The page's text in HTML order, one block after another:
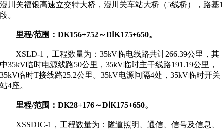
漫川关福银高速立交特大桥，漫川关车站大桥（5线桥），路基1
段。
里程/范围：DK156+752～DⅠK175+650。
XSLD-1，工程数量为：35kV临电线路共计266.39公里，其
中35kV临时电源线路50公里，35kV临时主干线路191.19公里，
35kV临时T接线路25.2公里。35kV电源间隔4处，35kV临时开关
站4座。
里程/范围：DK28+176～DⅠK175+650。
XSSDJC-1，工程数量为：隧道照明、通信、信号及信息、